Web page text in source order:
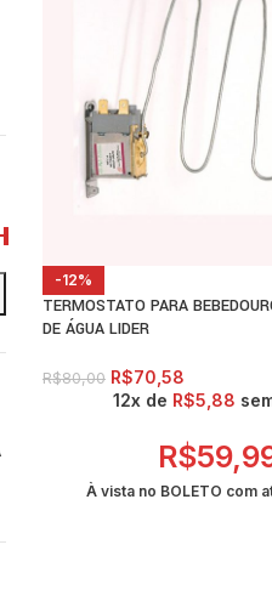
-12%
TERMOSTATO PARA
DE ÁGUA LIDER
R$80,00 R$70,58
12x de R$5,88
R$
À vista no BOLETO com